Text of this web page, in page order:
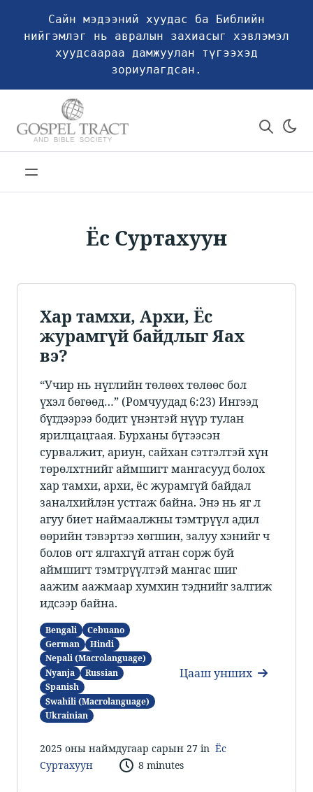
Сайн мэдээний хуудас ба Библийн
нийгэмлэг нь авралын захиасыг хэвлэмэл
хуудсаараа дамжуулан түгээхэд
зориулагдсан.
Ёс Суртахуун
​​Хар тамхи, Архи, Ёс
журамгүй байдлыг Яах
вэ?​
​​“Учир нь нүглийн төлөөх төлөөс бол
үхэл бөгөөд…” (Ромчуудад 6:23)​ ​Ингээд
бүгдээрээ бодит үнэнтэй нүүр тулан
ярилцацгаая. Бурханы бүтээсэн
сурвалжит, ариун, сайхан сэтгэлтэй хүн
төрөлхтнийг аймшигт мангасууд болох ​​
хар тамхи, архи, ёс журамгүй байдал​​
заналхийлэн устгаж байна. Энэ нь яг л
агуу биет наймаалжны тэмтрүүл адил
өөрийн тэвэртээ хөгшин, залуу хэнийг ч
болов огт ялгахгүй атган сорж буй
аймшигт тэмтрүүлтэй мангас шиг
аажим аажмаар хумхин тэднийг залгиж
идсээр байна. ​
Bengali
Cebuano
German
Hindi
Nepali (Macrolanguage)
Nyanja
Russian
Spanish
Swahili (Macrolanguage)
Ukrainian
Цааш унших
2025 оны наймдугаар сарын 27 in Ёс
Суртахуун
8 minutes